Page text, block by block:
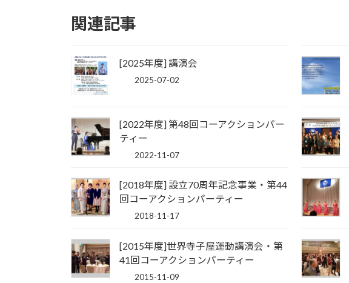
関連記事
[2025年度] 講演会
2025-07-02
[2022年度] 第48回コーアクションパー
ティー
2022-11-07
[2018年度] 設立70周年記念事業・第44
回コーアクションパーティー
2018-11-17
[2015年度]世界寺子屋運動講演会・第
41回コーアクションパーティー
2015-11-09